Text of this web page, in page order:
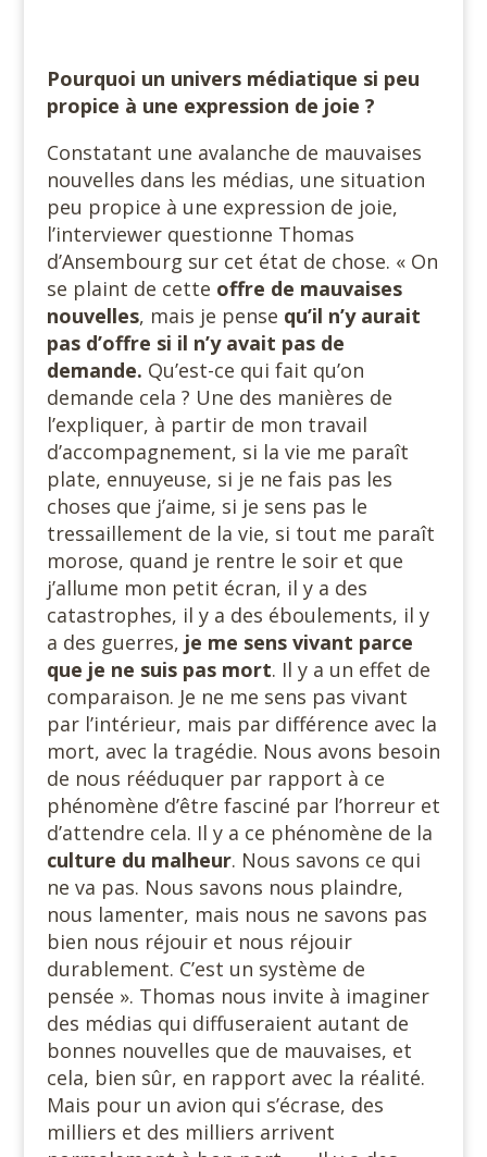
Pourquoi un univers médiatique si peu
propice à une expression de joie ?
Constatant une avalanche de mauvaises
nouvelles dans les médias, une situation
peu propice à une expression de joie,
l’interviewer questionne Thomas
d’Ansembourg sur cet état de chose. « On
se plaint de cette offre de mauvaises
nouvelles, mais je pense qu’il n’y aurait
pas d’offre si il n’y avait pas de
demande. Qu’est-ce qui fait qu’on
demande cela ? Une des manières de
l’expliquer, à partir de mon travail
d’accompagnement, si la vie me paraît
plate, ennuyeuse, si je ne fais pas les
choses que j’aime, si je sens pas le
tressaillement de la vie, si tout me paraît
morose, quand je rentre le soir et que
j’allume mon petit écran, il y a des
catastrophes, il y a des éboulements, il y
a des guerres, je me sens vivant parce
que je ne suis pas mort. Il y a un effet de
comparaison. Je ne me sens pas vivant
par l’intérieur, mais par différence avec la
mort, avec la tragédie. Nous avons besoin
de nous rééduquer par rapport à ce
phénomène d’être fasciné par l’horreur et
d’attendre cela. Il y a ce phénomène de la
culture du malheur. Nous savons ce qui
ne va pas. Nous savons nous plaindre,
nous lamenter, mais nous ne savons pas
bien nous réjouir et nous réjouir
durablement. C’est un système de
pensée ». Thomas nous invite à imaginer
des médias qui diffuseraient autant de
bonnes nouvelles que de mauvaises, et
cela, bien sûr, en rapport avec la réalité.
Mais pour un avion qui s’écrase, des
milliers et des milliers arrivent